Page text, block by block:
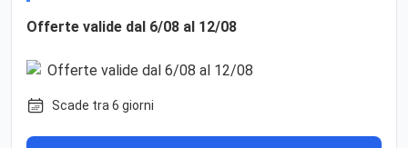
Offerte valide dal 6/08 al 12/08
Scade tra 6 giorni